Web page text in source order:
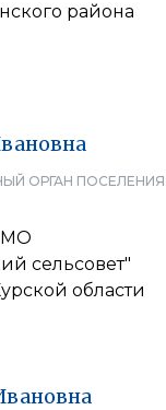
района
ОРГАН ПОСЕЛЕНИЯ
МО
сельсовет"
области